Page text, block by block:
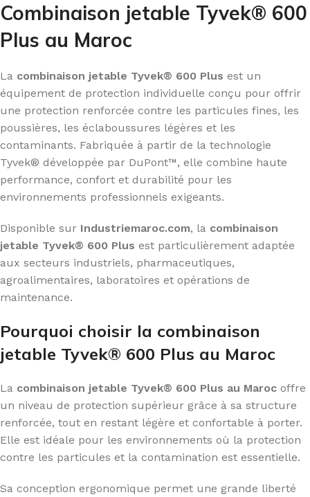
Combinaison jetable Tyvek® 600
Plus au Maroc
La combinaison jetable Tyvek® 600 Plus est un
équipement de protection individuelle conçu pour offrir
une protection renforcée contre les particules fines, les
poussières, les éclaboussures légères et les
contaminants. Fabriquée à partir de la technologie
Tyvek® développée par DuPont™, elle combine haute
performance, confort et durabilité pour les
environnements professionnels exigeants.
Disponible sur Industriemaroc.com, la combinaison
jetable Tyvek® 600 Plus est particulièrement adaptée
aux secteurs industriels, pharmaceutiques,
agroalimentaires, laboratoires et opérations de
maintenance.
Pourquoi choisir la combinaison
jetable Tyvek® 600 Plus au Maroc
La combinaison jetable Tyvek® 600 Plus au Maroc offre
un niveau de protection supérieur grâce à sa structure
renforcée, tout en restant légère et confortable à porter.
Elle est idéale pour les environnements où la protection
contre les particules et la contamination est essentielle.
Sa conception ergonomique permet une grande liberté